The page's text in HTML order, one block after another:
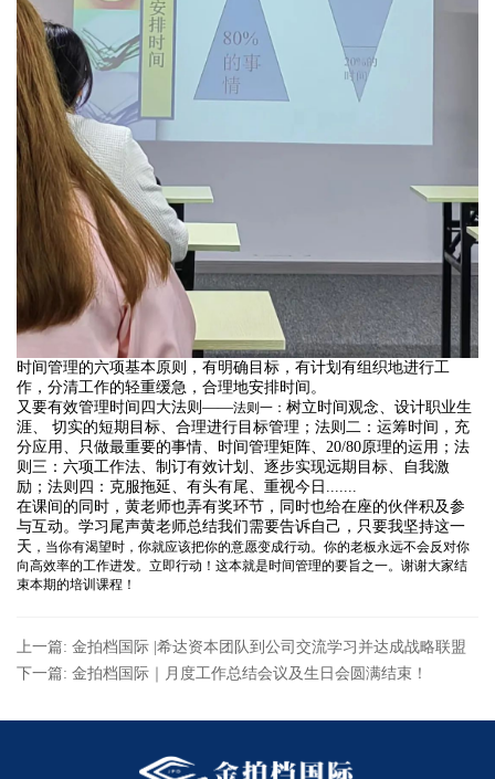
时间管理的六项基本原则， 有明确目标，有计划有组织地进行工
作，分清工作的轻重缓急，合理地安排时间。
又要有效管理时间四大法则——法则一： 树立时间观念、设计职业生
涯、 切实的短期目标、合理进行目标管理；法则二：运筹时间，充
分应用、只做最重要的事情、时间管理矩阵、20/80原理的运用；法
则三：六项工作法、制订有效计划、逐步实现远期目标、自我激
励；法则四：克服拖延、有头有尾、重视今日.......
在课间的同时，黄老师也弄有奖环节，同时也给在座的伙伴积及参
与互动。学习尾声黄老师总结我们需要告诉自己，只要我坚持这一
天 ，当你有渴望时，你就应该把你的意愿变成行动。你的老板永远不会反对你
向高效率的工作进发。立即行动！这本就是时间管理的要旨之一。谢谢大家结
束本期的培训课程！
上一篇: 金拍档国际 |希达资本团队到公司交流学习并达成战略联盟
下一篇: 金拍档国际｜月度工作总结会议及生日会圆满结束！